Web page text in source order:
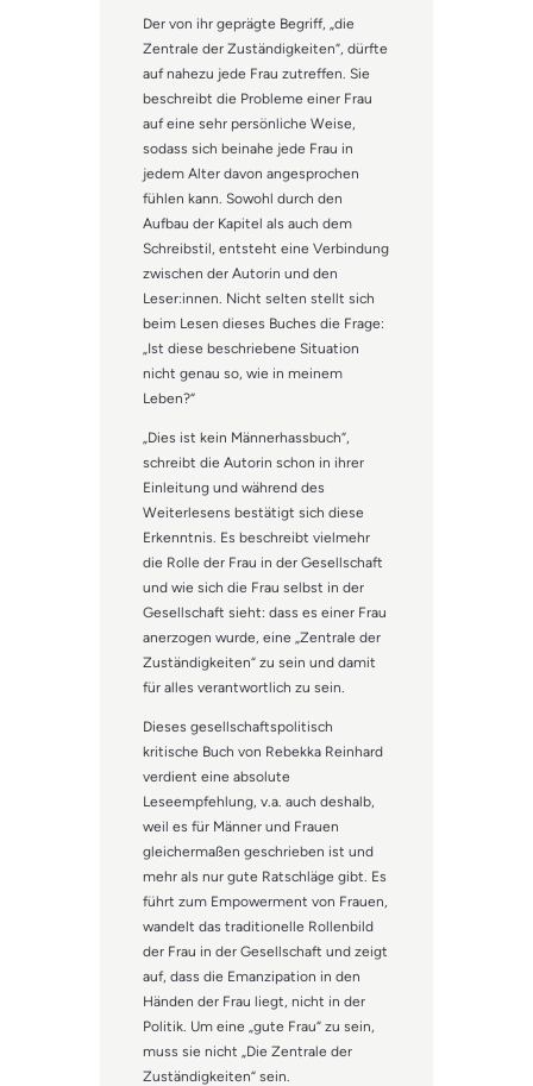
Der von ihr geprägte Begriff, „die
Zentrale der Zuständigkeiten“, dürfte
auf nahezu jede Frau zutreffen. Sie
beschreibt die Probleme einer Frau
auf eine sehr persönliche Weise,
sodass sich beinahe jede Frau in
jedem Alter davon angesprochen
fühlen kann. Sowohl durch den
Aufbau der Kapitel als auch dem
Schreibstil, entsteht eine Verbindung
zwischen der Autorin und den
Leser:innen. Nicht selten stellt sich
beim Lesen dieses Buches die Frage:
„Ist diese beschriebene Situation
nicht genau so, wie in meinem
Leben?“
„Dies ist kein Männerhassbuch“,
schreibt die Autorin schon in ihrer
Einleitung und während des
Weiterlesens bestätigt sich diese
Erkenntnis. Es beschreibt vielmehr
die Rolle der Frau in der Gesellschaft
und wie sich die Frau selbst in der
Gesellschaft sieht: dass es einer Frau
anerzogen wurde, eine „Zentrale der
Zuständigkeiten“ zu sein und damit
für alles verantwortlich zu sein.
Dieses gesellschaftspolitisch
kritische Buch von Rebekka Reinhard
verdient eine absolute
Leseempfehlung, v.a. auch deshalb,
weil es für Männer und Frauen
gleichermaßen geschrieben ist und
mehr als nur gute Ratschläge gibt. Es
führt zum Empowerment von Frauen,
wandelt das traditionelle Rollenbild
der Frau in der Gesellschaft und zeigt
auf, dass die Emanzipation in den
Händen der Frau liegt, nicht in der
Politik. Um eine „gute Frau“ zu sein,
muss sie nicht „Die Zentrale der
Zuständigkeiten“ sein.